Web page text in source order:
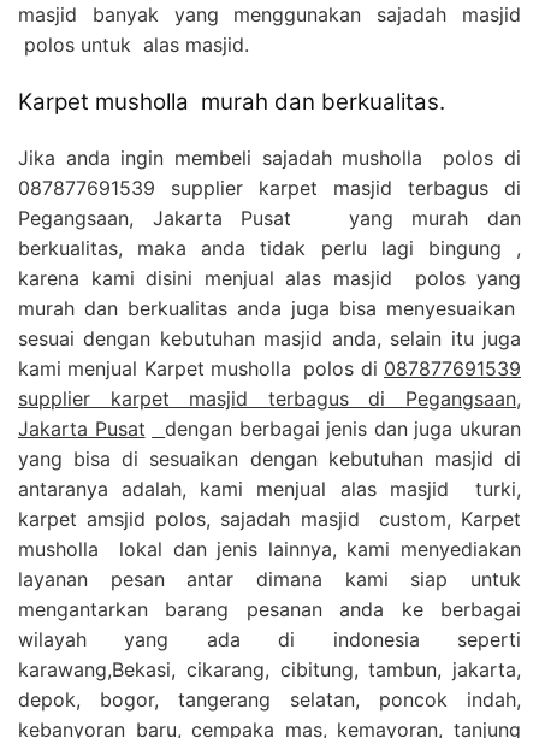
masjid banyak yang menggunakan sajadah masjid
polos untuk alas masjid.
Karpet musholla murah dan berkualitas.
Jika anda ingin membeli sajadah musholla polos di
087877691539 supplier karpet masjid terbagus di
Pegangsaan, Jakarta Pusat yang murah dan
berkualitas, maka anda tidak perlu lagi bingung ,
karena kami disini menjual alas masjid polos yang
murah dan berkualitas anda juga bisa menyesuaikan
sesuai dengan kebutuhan masjid anda, selain itu juga
kami menjual Karpet musholla polos di 087877691539
supplier karpet masjid terbagus di Pegangsaan,
Jakarta Pusat
dengan berbagai jenis dan juga ukuran
yang bisa di sesuaikan dengan kebutuhan masjid di
antaranya adalah, kami menjual alas masjid turki,
karpet amsjid polos, sajadah masjid custom, Karpet
musholla lokal dan jenis lainnya, kami menyediakan
layanan pesan antar dimana kami siap untuk
mengantarkan barang pesanan anda ke berbagai
wilayah yang ada di indonesia seperti
karawang,Bekasi, cikarang, cibitung, tambun, jakarta,
depok, bogor, tangerang selatan, poncok indah,
kebanyoran baru, cempaka mas, kemayoran, tanjung